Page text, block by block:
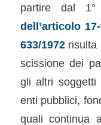
partire dal
dell’articolo
633/1972risulta
scissione dei
gli altri soggetti
enti pubblici,
quali continua